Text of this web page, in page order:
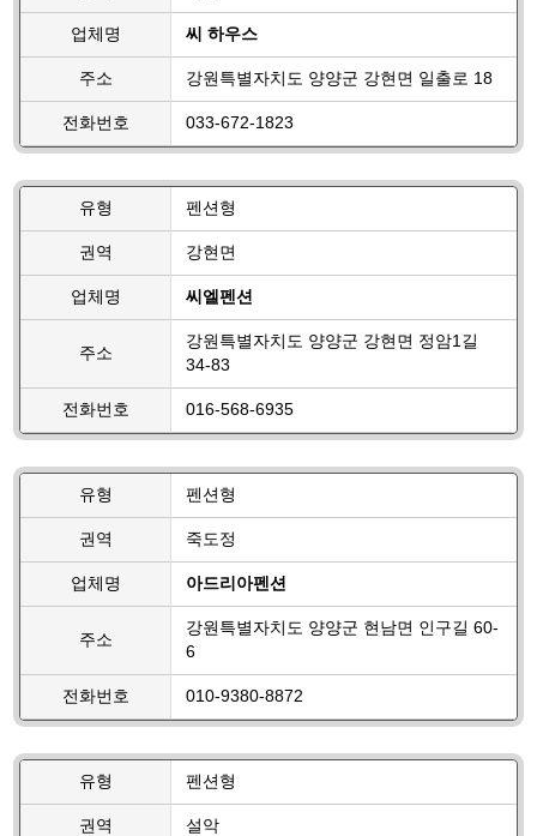
업체명 씨 하우스
주소 강원특별자치도 양양군 강현면 일출로 18
전화번호 033-672-1823
유형 펜션형
권역 강현면
업체명 씨엘펜션
주소
강원특별자치도 양양군 강현면 정암1길
34-83
전화번호 016-568-6935
유형 펜션형
권역 죽도정
업체명 아드리아펜션
주소
강원특별자치도 양양군 현남면 인구길 60-
6
전화번호 010-9380-8872
유형 펜션형
권역 설악